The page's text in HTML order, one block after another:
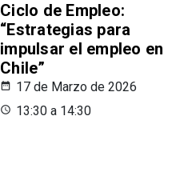
Ciclo de Empleo:
“Estrategias para
impulsar el empleo en
Chile”
17 de Marzo de 2026
13:30 a 14:30